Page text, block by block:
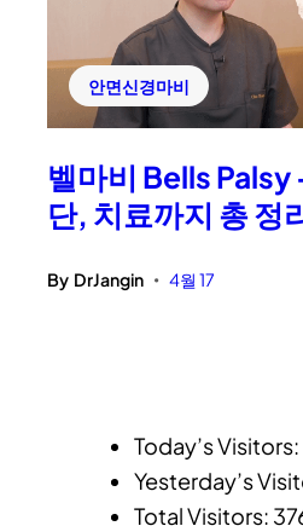
안면신경마비
벨마비 Bells Palsy
단, 치료까지 총 정
By DrJangin • 4월 17
Today’s Visitors:
Yesterday’s
Total Visitors: